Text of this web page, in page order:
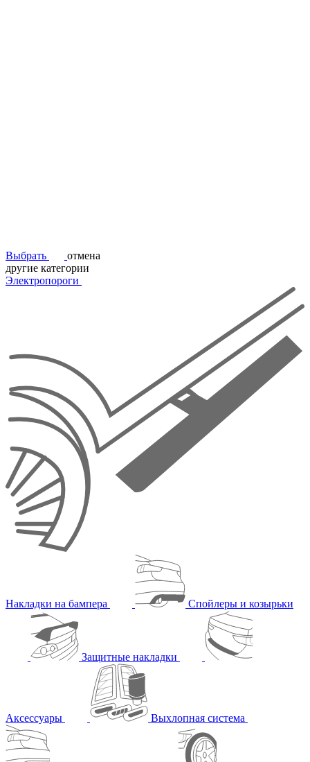
Выбрать
отмена
другие категории
Электропороги
Накладки на бампера Спойлеры и козырьки
Защитные накладки
Аксессуары Выхлопная система